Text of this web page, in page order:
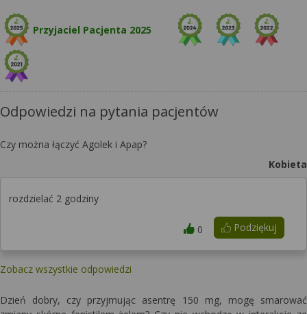
Przyjaciel Pacjenta 2025
Odpowiedzi na pytania pacjentów
Czy można łączyć Agolek i Apap?
Kobieta
rozdzielać 2 godziny
Podziękuj
0
Zobacz wszystkie odpowiedzi
Dzień dobry, czy przyjmując asentrę 150 mg, mogę smarować